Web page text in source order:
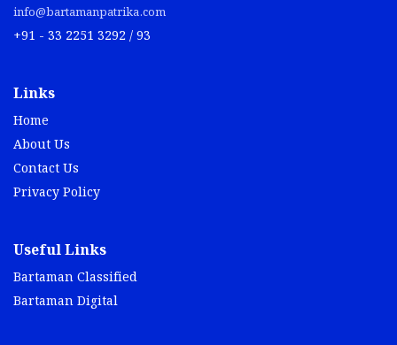
info@bartamanpatrika.com
+91 - 33 2251 3292 / 93
Links
Home
About Us
Contact Us
Privacy Policy
Useful Links
Bartaman Classified
Bartaman Digital